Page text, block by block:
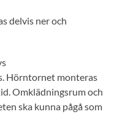
delvis ner och
Hörntornet monteras
Omklädningsrum och
ska kunna pågå som